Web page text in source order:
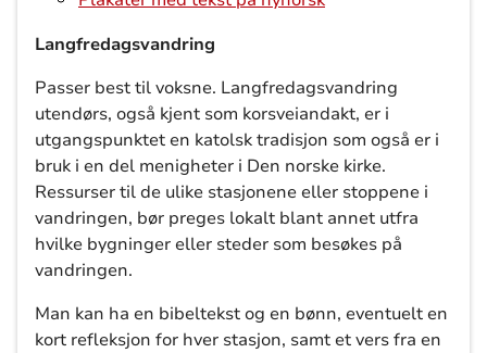
Langfredagsvandring
Passer best til voksne. Langfredagsvandring
utendørs, også kjent som korsveiandakt, er i
utgangspunktet en katolsk tradisjon som også er i
bruk i en del menigheter i Den norske kirke.
Ressurser til de ulike stasjonene eller stoppene i
vandringen, bør preges lokalt blant annet utfra
hvilke bygninger eller steder som besøkes på
vandringen.
Man kan ha en bibeltekst og en bønn, eventuelt en
kort refleksjon for hver stasjon, samt et vers fra en